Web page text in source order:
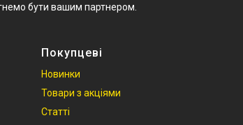
бути вашим партнером.
Покупцеві
Новинки
Товари з акціями
Статті